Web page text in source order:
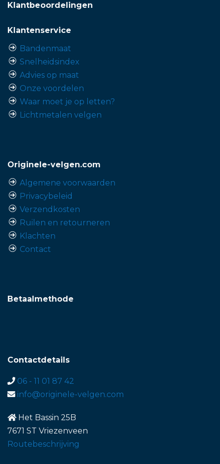
Klantbeoordelingen
Klantenservice
Bandenmaat
Snelheidsindex
Advies op maat
Onze voordelen
Waar moet je op letten?
Lichtmetalen velgen
Originele-velgen.com
Algemene voorwaarden
Privacybeleid
Verzendkosten
Ruilen en retourneren
Klachten
Contact
Betaalmethode
Contactdetails
06 - 11 01 87 42
info@originele-velgen.com
Het Bassin 25B
7671 ST Vriezenveen
Routebeschrijving